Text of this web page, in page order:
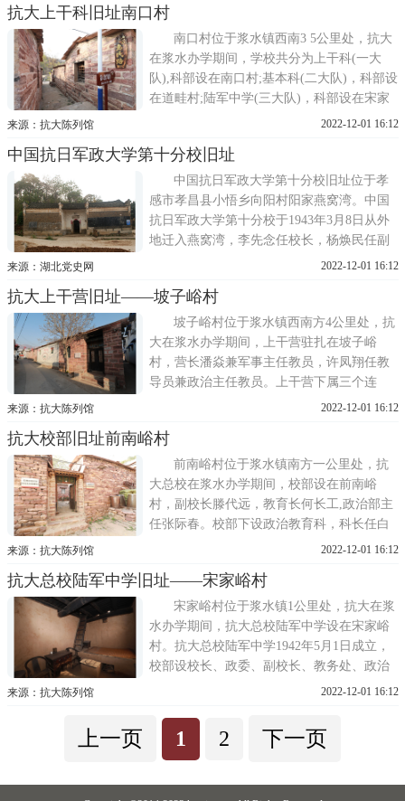
席，委员由何长工、张际春、袁子饮、吴格
成组成。政治部旧址位于浆水镇浆水村，浆
水村旧址共三处，一处
抗大上干科旧址南口村
南口村位于浆水镇西南3 5公里处，抗大
在浆水办学期间，学校共分为上干科(一大
队),科部设在南口村;基本科(二大队)，科部设
在道畦村;陆军中学(三大队)，科部设在宋家
峪。抗大总校上干科是1941年春成立，大队
之后大队长由汪乃贵担任，政治处主任陈鹤
桥，副队长赵玉珍。学员大多都是一二九师
营以上的干部。抗大上干
来源：抗大陈列馆 2022-12-01 16:12
中国抗日军政大学第十分校旧址
中国抗日军政大学第十分校旧址位于孝
感市孝昌县小悟乡向阳村阳家燕窝湾。中国
抗日军政大学第十分校于1943年3月8日从外
地迁入燕窝湾，李先念任校长，杨焕民任副
校长。抗大主要培训部队干部，每期约1000
队中，第1支队培训连级和营级军事干部，第
3支队培训排级干部，以上两个支队为军事
队。第2支队为政治队，
来源：湖北党史网 2022-12-01 16:12
抗大上干营旧址——坡子峪村
坡子峪村位于浆水镇西南方4公里处，抗
大在浆水办学期间，上干营驻扎在坡子峪
村，营长潘焱兼军事主任教员，许凤翔任教
导员兼政治主任教员。上干营下属三个连
队，由张贻祥、沈先富和彭宗珠分别担任各
一队驻坡子峪村、二队驻八里丈村、三队驻
西坪村。旧址一处，抗大总校上干营旧址。
来源：抗大陈列馆 2022-12-01 16:12
抗大校部旧址前南峪村
前南峪村位于浆水镇南方一公里处，抗
大总校在浆水办学期间，校部设在前南峪
村，副校长滕代远，教育长何长工,政治部主
任张际春。校部下设政治教育科，科长任白
戈;军事教育科，科长赖光勋;秘书科;管理科;
懋庸;政治经济学，主任教员李凡夫;研究室，
主任徐懋庸。军事教育科下设战术教研室、
炮兵教研室、技术指导员
来源：抗大陈列馆 2022-12-01 16:12
抗大总校陆军中学旧址——宋家峪村
宋家峪村位于浆水镇1公里处，抗大在浆
水办学期间，抗大总校陆军中学设在宋家峪
村。抗大总校陆军中学1942年5月1日成立，
校部设校长、政委、副校长、教务处、政治
处、供给股、卫生所、管理股等。抗大总校
(史紫千牺牲后，由任白戈担任校长)，梁俊
亭同志任副大队长，郭彰任教务处主任，徐
来源：抗大陈列馆 2022-12-01 16:12
上一页 1 2 下一页